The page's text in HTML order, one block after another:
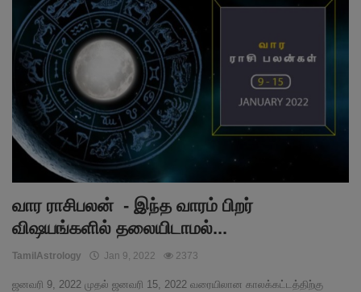
வார ராசிபலன் - இந்த வாரம் பிறர்
விஷயங்களில் தலையிடாமல்...
TamilAstrology Jan 9, 2022 2373
ஜனவரி 9, 2022 முதல் ஜனவரி 15, 2022 வரையிலான காலக்கட்டத்திற்கு